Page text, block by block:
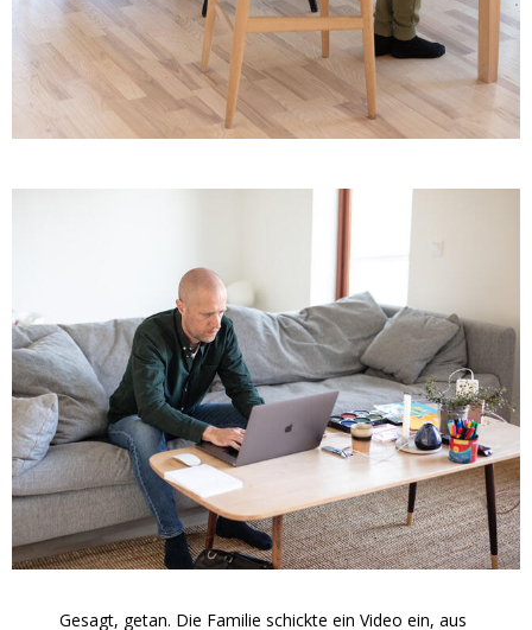
Gesagt, getan. Die Familie schickte ein Video ein, aus